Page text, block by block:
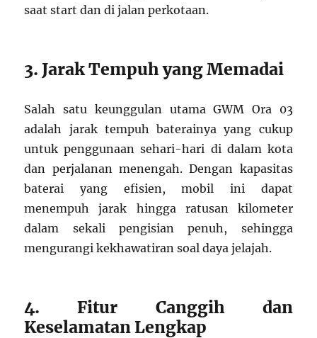
saat start dan di jalan perkotaan.
3. Jarak Tempuh yang Memadai
Salah satu keunggulan utama GWM Ora 03
adalah jarak tempuh baterainya yang cukup
untuk penggunaan sehari-hari di dalam kota
dan perjalanan menengah. Dengan kapasitas
baterai yang efisien, mobil ini dapat
menempuh jarak hingga ratusan kilometer
dalam sekali pengisian penuh, sehingga
mengurangi kekhawatiran soal daya jelajah.
4. Fitur Canggih dan
Keselamatan Lengkap